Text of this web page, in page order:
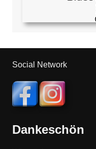
Social Network
Dankeschön